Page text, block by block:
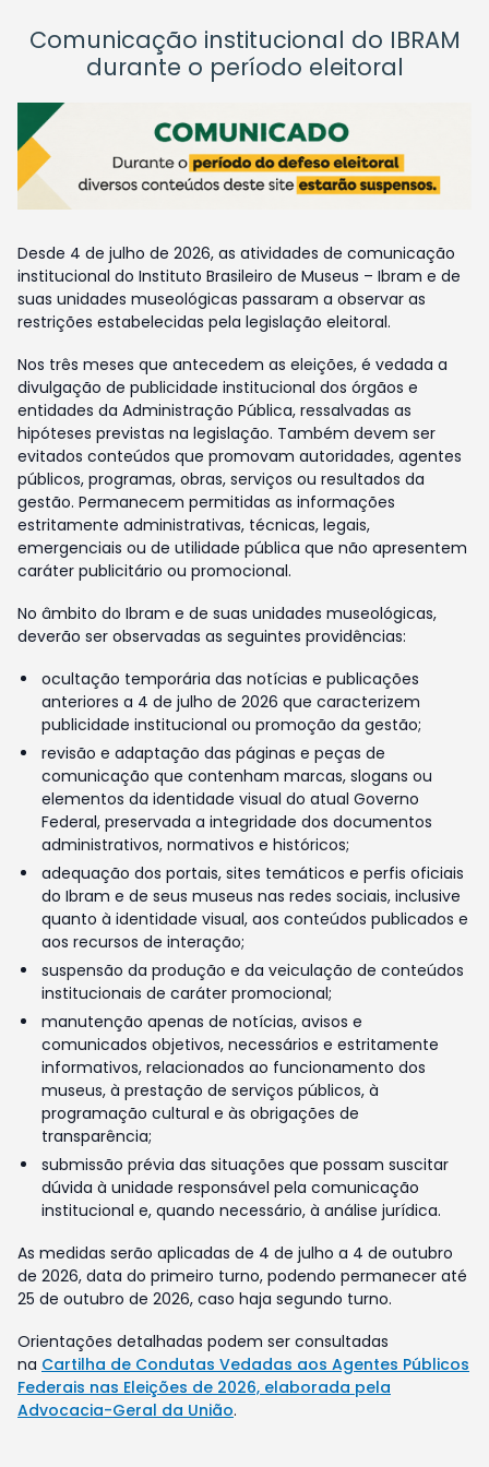
Comunicação institucional do IBRAM
durante o período eleitoral
Desde 4 de julho de 2026, as atividades de comunicação
institucional do Instituto Brasileiro de Museus – Ibram e de
suas unidades museológicas passaram a observar as
restrições estabelecidas pela legislação eleitoral.
Nos três meses que antecedem as eleições, é vedada a
divulgação de publicidade institucional dos órgãos e
entidades da Administração Pública, ressalvadas as
hipóteses previstas na legislação. Também devem ser
evitados conteúdos que promovam autoridades, agentes
públicos, programas, obras, serviços ou resultados da
gestão. Permanecem permitidas as informações
estritamente administrativas, técnicas, legais,
emergenciais ou de utilidade pública que não apresentem
caráter publicitário ou promocional.
No âmbito do Ibram e de suas unidades museológicas,
deverão ser observadas as seguintes providências:
ocultação temporária das notícias e publicações
anteriores a 4 de julho de 2026 que caracterizem
publicidade institucional ou promoção da gestão;
revisão e adaptação das páginas e peças de
comunicação que contenham marcas, slogans ou
elementos da identidade visual do atual Governo
Federal, preservada a integridade dos documentos
administrativos, normativos e históricos;
adequação dos portais, sites temáticos e perfis oficiais
do Ibram e de seus museus nas redes sociais, inclusive
quanto à identidade visual, aos conteúdos publicados e
aos recursos de interação;
suspensão da produção e da veiculação de conteúdos
institucionais de caráter promocional;
manutenção apenas de notícias, avisos e
comunicados objetivos, necessários e estritamente
informativos, relacionados ao funcionamento dos
museus, à prestação de serviços públicos, à
programação cultural e às obrigações de
transparência;
submissão prévia das situações que possam suscitar
dúvida à unidade responsável pela comunicação
institucional e, quando necessário, à análise jurídica.
As medidas serão aplicadas de 4 de julho a 4 de outubro
de 2026, data do primeiro turno, podendo permanecer até
25 de outubro de 2026, caso haja segundo turno.
Orientações detalhadas podem ser consultadas
na Cartilha de Condutas Vedadas aos Agentes Públicos
Federais nas Eleições de 2026, elaborada pela
Advocacia-Geral da União.